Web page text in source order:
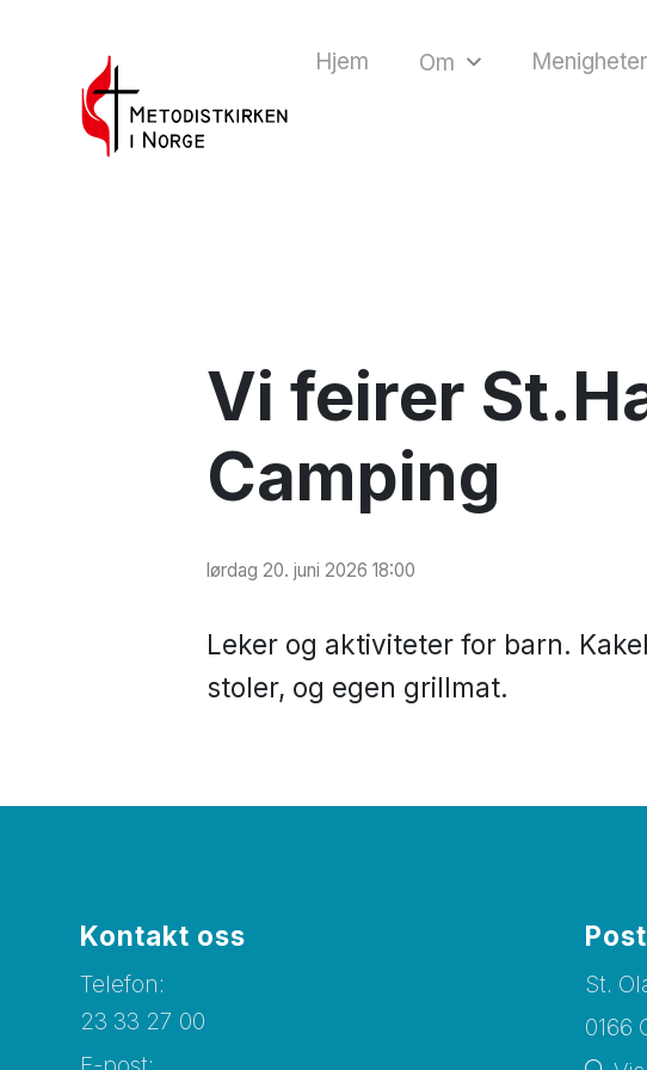
Hjem Om
Vi feirer
Camping
lørdag 20. juni 2026 18:00
Leker og aktiviteter for barn.
stoler, og egen grillmat.
Kontakt oss
Telefon:
23 33 27 00
St.
0166